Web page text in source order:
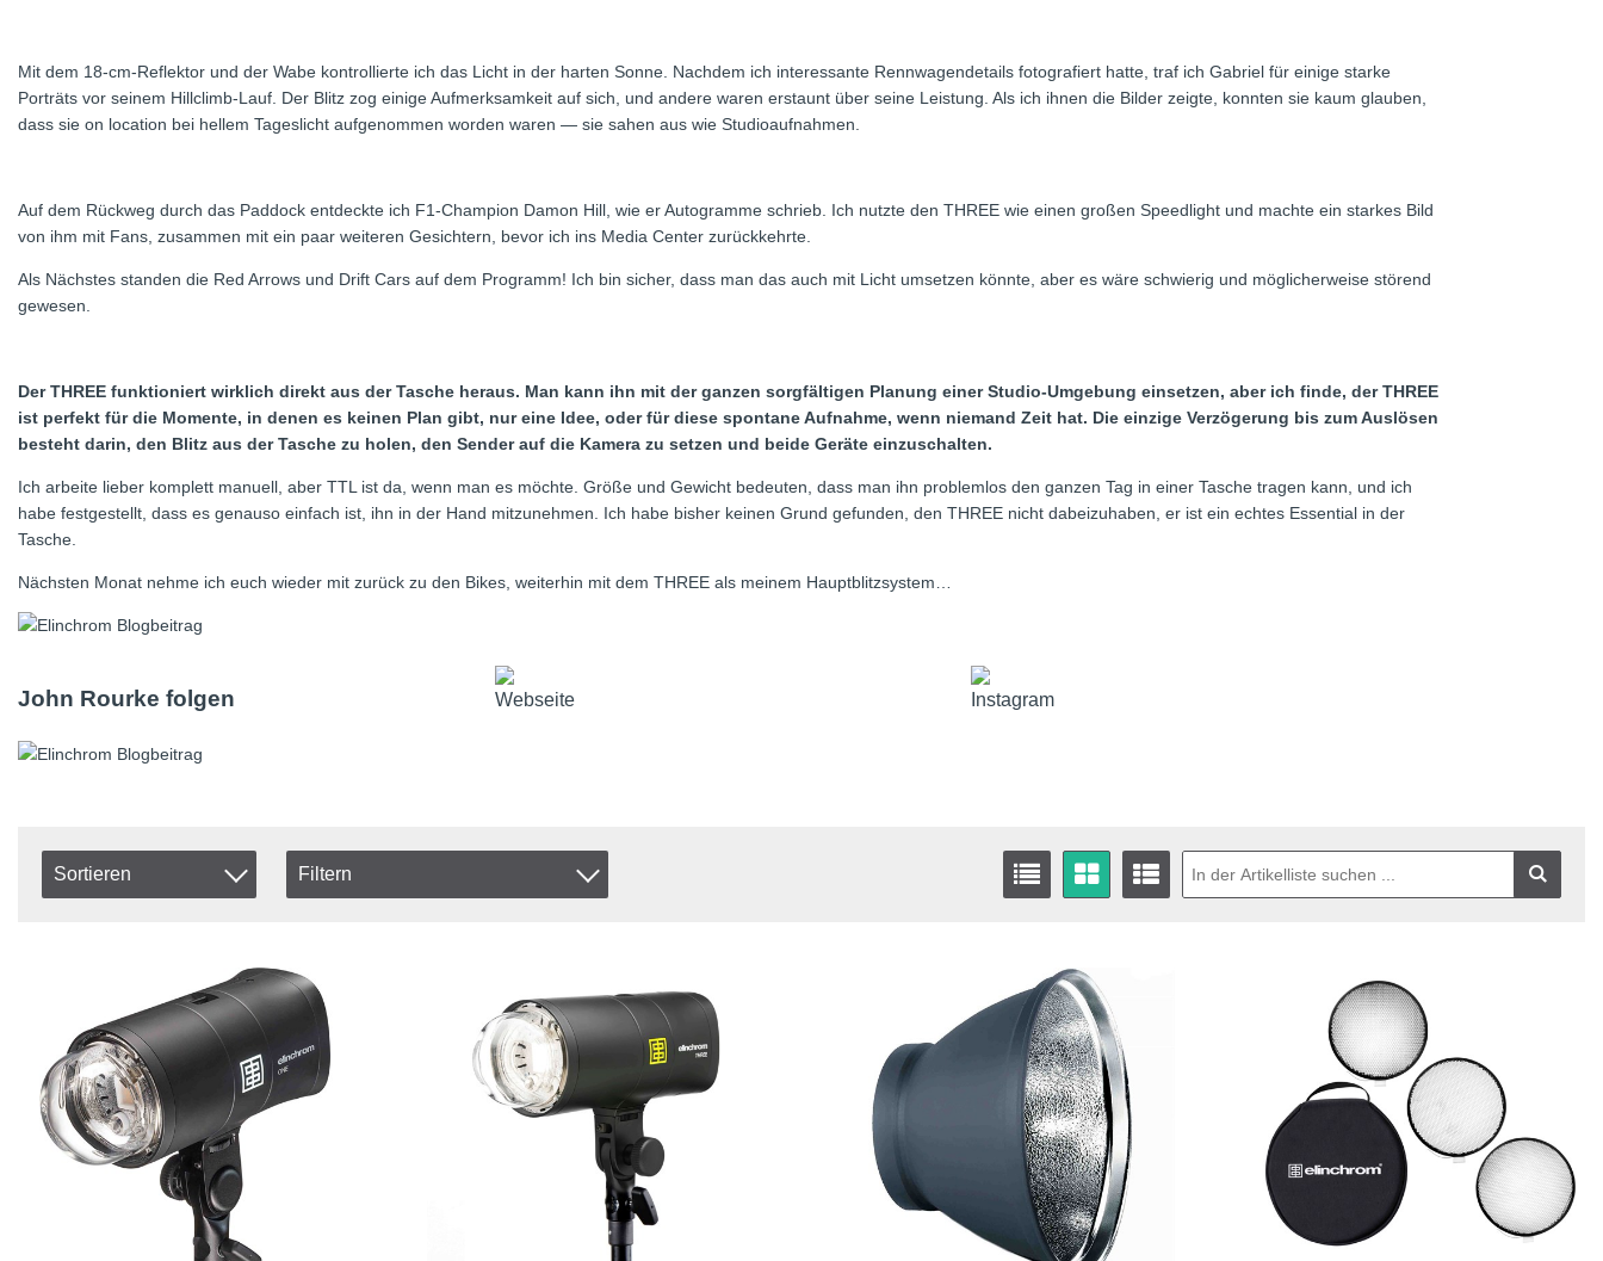
Mit dem 18-cm-Reflektor und der Wabe kontrollierte ich das Licht in der harten Sonne. Nachdem ich interessante Rennwagendetails fotografiert hatte, traf ich Gabriel für einige starke
Porträts vor seinem Hillclimb-Lauf. Der Blitz zog einige Aufmerksamkeit auf sich, und andere waren erstaunt über seine Leistung. Als ich ihnen die Bilder zeigte, konnten sie kaum glauben,
dass sie on location bei hellem Tageslicht aufgenommen worden waren — sie sahen aus wie Studioaufnahmen.
Auf dem Rückweg durch das Paddock entdeckte ich F1-Champion Damon Hill, wie er Autogramme schrieb. Ich nutzte den THREE wie einen großen Speedlight und machte ein starkes Bild
von ihm mit Fans, zusammen mit ein paar weiteren Gesichtern, bevor ich ins Media Center zurückkehrte.
Als Nächstes standen die Red Arrows und Drift Cars auf dem Programm! Ich bin sicher, dass man das auch mit Licht umsetzen könnte, aber es wäre schwierig und möglicherweise störend
gewesen.
Der THREE funktioniert wirklich direkt aus der Tasche heraus. Man kann ihn mit der ganzen sorgfältigen Planung einer Studio-Umgebung einsetzen, aber ich finde, der THREE
ist perfekt für die Momente, in denen es keinen Plan gibt, nur eine Idee, oder für diese spontane Aufnahme, wenn niemand Zeit hat. Die einzige Verzögerung bis zum Auslösen
besteht darin, den Blitz aus der Tasche zu holen, den Sender auf die Kamera zu setzen und beide Geräte einzuschalten.
Ich arbeite lieber komplett manuell, aber TTL ist da, wenn man es möchte. Größe und Gewicht bedeuten, dass man ihn problemlos den ganzen Tag in einer Tasche tragen kann, und ich
habe festgestellt, dass es genauso einfach ist, ihn in der Hand mitzunehmen. Ich habe bisher keinen Grund gefunden, den THREE nicht dabeizuhaben, er ist ein echtes Essential in der
Tasche.
Nächsten Monat nehme ich euch wieder mit zurück zu den Bikes, weiterhin mit dem THREE als meinem Hauptblitzsystem…
John Rourke folgen
Sortieren
Zzgl.Mwst.
Incl.Mwst
Filtern